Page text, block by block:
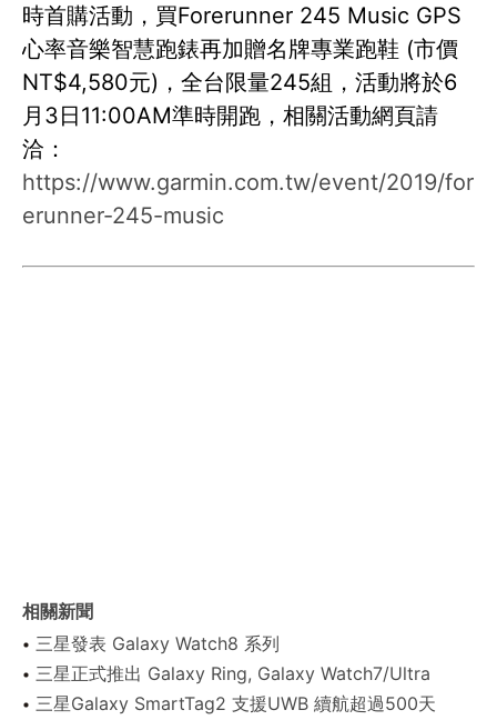
時首購活動，買Forerunner 245 Music GPS
心率音樂智慧跑錶再加贈名牌專業跑鞋 (市價
NT$4,580元)，全台限量245組，活動將於6
月3日11:00AM準時開跑，相關活動網頁請
洽：
https://www.garmin.com.tw/event/2019/for
erunner-245-music
相關新聞
三星發表 Galaxy Watch8 系列
三星正式推出 Galaxy Ring, Galaxy Watch7/Ultra
三星Galaxy SmartTag2 支援UWB 續航超過500天